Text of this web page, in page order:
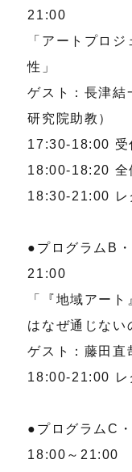
21:00
「アートプロ
性」
ゲスト：長津結
研究院助教）
17:30-18:00 受
18:00-18:20 全
18:30-21:00 レ
●プログラムB
21:00
「『地域アー
はなぜ通じない
ゲスト：藤田直
18:00-21:00 レ
●プログラムC
18:00～21:00